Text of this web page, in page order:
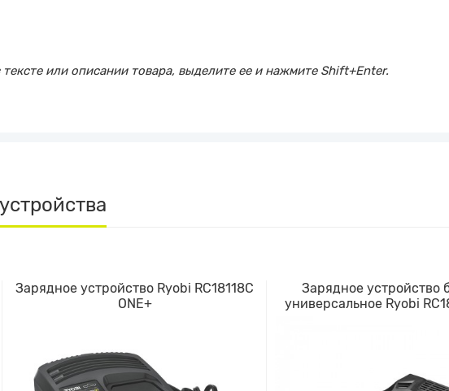
или описании товара, выделите ее и нажмите Shift+Enter.
Зарядное устройство Ryobi RC18118C
ONE+
Зарядное устройство
универсальное Ryobi